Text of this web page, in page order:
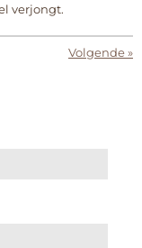
verjongt.
Volgende»